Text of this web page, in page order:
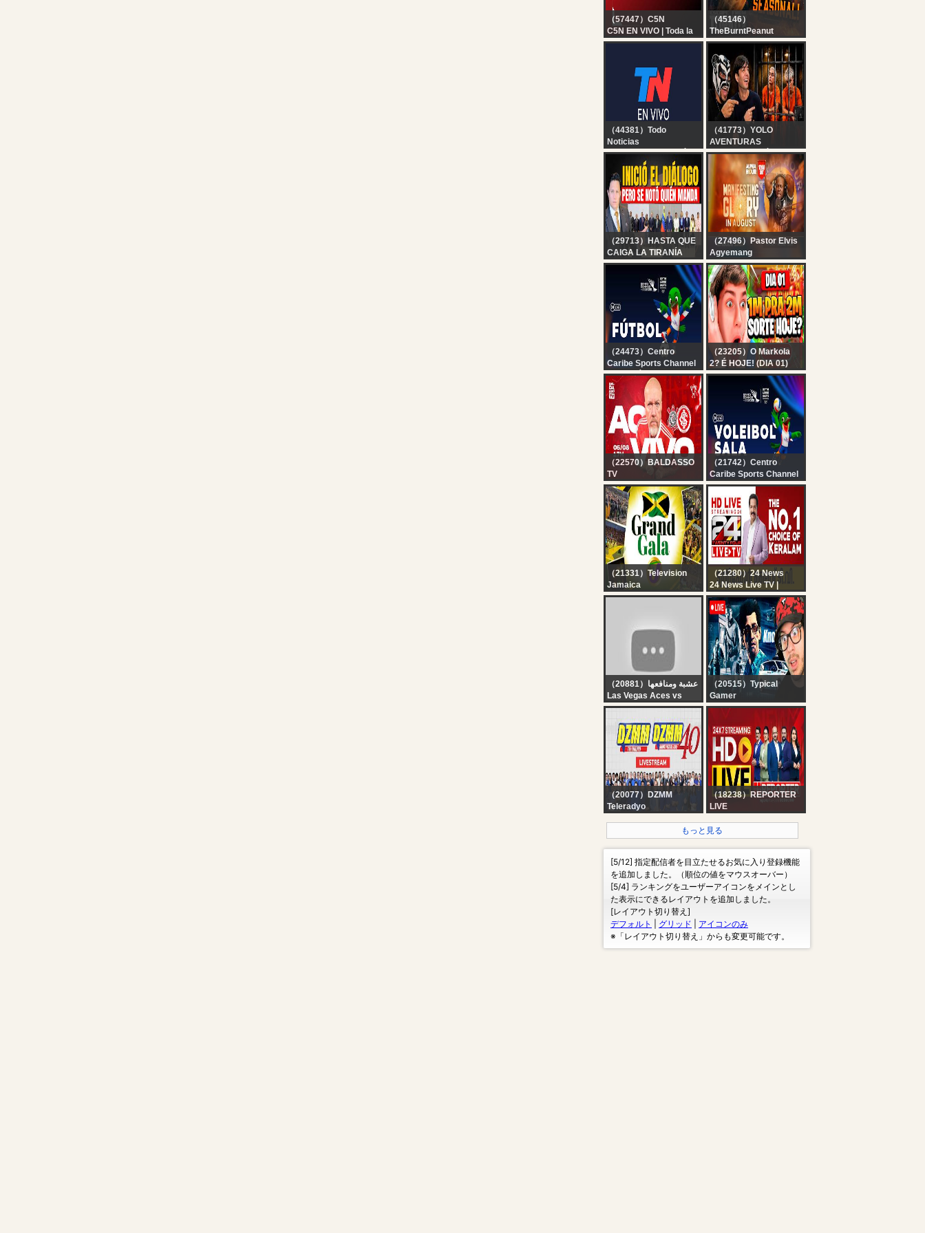
（57447）C5N
C5N EN VIVO | Toda la
información en un solo
transmisión las 24
（45146）
TheBurntPeanut
?LIVE | TARKOV
SEASONAL | DAY 4 |
HutchMF x GIMMICK |
THICC MEN
THURSDAY |
#BUNGULATE
（44381）Todo
Noticias
TN EN VIVO - SEGUÍ LA
TRANSMISIÓN EN VIVO
DE TODO NOTICIAS
（41773）YOLO
AVENTURAS
SE LO MERECÍAN !!
（29713）HASTA QUE
CAIGA LA TIRANÍA
PRIMER ENCUENTRO
DEJÓ CLARO QUIÉN
MANDA EN LA MESA
（27496）Pastor Elvis
Agyemang
ALPHA HOUR
EPISODE 1383 ||
MANIFESTING GLORY
IN AUGUST || FRIDAY,
AUGUST 7TH, 2026
（24473）Centro
Caribe Sports Channel
LIVE ?FÚTBOL
FEMENINO⚽?
COLOMBIA vs
MEXICO? DOMINGO
2026
（23205）O Markola
2? É HOJE! (DIA 01)
❤️‍?MARKOLA AO VIVO
（22570）BALDASSO
TV
(AO VIVO) SUPER
JORNADA:
CORINTHIANS X INTER
| #322
（21742）Centro
Caribe Sports Channel
LIVE ? VOLEIBOL
FEMENINO??
REPUBLICA
DOMINICANA vs
PUERTO RICO ?
SANTO DOMINGO 2026
（21331）Television
Jamaica
WATCH LIVE: Jamaica
Independence | August
6, 2026
（21280）24 News
24 News Live TV |
Kerala Rain Live News
Updates | Malayalam
News Live | HD Live
Streaming | 24 News
（20881）عشبة ومنافعها
Las Vegas Aces vs
Indiana Fever LIVE |
WNBA 2026
（20515）Typical
Gamer
? LIVE! - PLAYING the
GTA 5 HEIST *KNOWAY
OUT* in GTA ONLINE!
（20077）DZMM
Teleradyo
Teleradyo (07 August
（18238）REPORTER
LIVE
Kerala Rain Alert Live |
HD Streaming | Latest
Reporter
もっと見る
[5/12] 指定配信者を目立たせるお気に入り登録機能
を追加しました。（順位の値をマウスオーバー）
[5/4] ランキングをユーザーアイコンをメインとし
た表示にできるレイアウトを追加しました。
[レイアウト切り替え]
デフォルト
グリッド
アイコンのみ
※「レイアウト切り替え」からも変更可能です。